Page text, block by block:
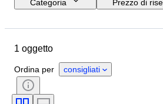
Categoria
Prezzo di
Materiale
Epoca
1 oggetto
Ordina per consigliati